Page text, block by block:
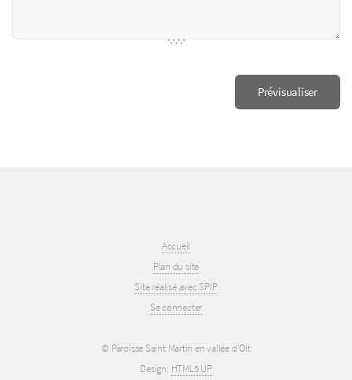
Accueil
Plan du site
Site réalisé avec SPIP
Se connecter
© Paroisse Saint Martin en vallée d’Olt
Design: HTML5 UP